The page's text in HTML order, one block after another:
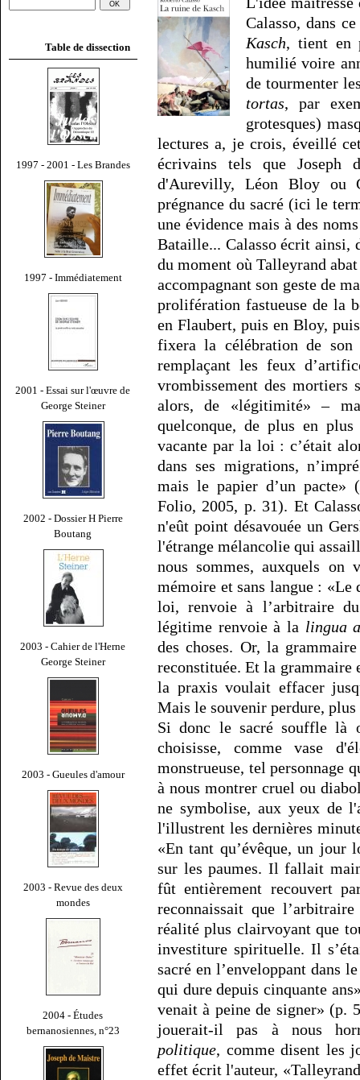
Table de dissection
1997 - 2001 - Les Brandes
1997 - Immédiatement
2001 - Essai sur l'œuvre de
George Steiner
2002 - Dossier H Pierre
Boutang
2003 - Cahier de l'Herne
George Steiner
2003 - Gueules d'amour
2003 - Revue des deux
mondes
2004 - Études
bernanosiennes, n°23
Calasso, dans
Kasch, tient en
humilié voire
de tourmenter
tortas, par
grotesques)
lectures a, je crois, éveillé
écrivains tels que Joseph
d'Aurevilly, Léon Bloy ou
prégnance du sacré (ici le
une évidence mais à des
Bataille... Calasso écrit ainsi,
du moment où Talleyrand
accompagnant son geste de
prolifération fastueuse de la
en Flaubert, puis en Bloy,
fixera la célébration de son
remplaçant les feux
vrombissement des
alors, de «légitimité» –
quelconque, de plus en
vacante par la loi : c’était
dans ses migrations,
mais le papier d’un pacte» (
Folio, 2005, p. 31). Et
n'eût point désavouée un
l'étrange mélancolie qui
nous sommes, auxquels
mémoire et sans langue :
loi, renvoie à l’arbitraire
légitime renvoie à la lingua
des choses. Or, la
reconstituée. Et la grammaire
la praxis voulait effacer
Mais le souvenir perdure,
Si donc le sacré souffle
choisisse, comme vase
monstrueuse, tel personnage
à nous montrer cruel ou
ne symbolise, aux yeux de
l'illustrent les dernières
«En tant qu’évêque, un jour
sur les paumes. Il fallait
fût entièrement recouvert
reconnaissait que
réalité plus clairvoyant que
investiture spirituelle. Il
sacré en l’enveloppant dans
qui dure depuis cinquante
venait à peine de signer» (p.
jouerait-il pas à nous
politique, comme disent les
effet écrit l'auteur,